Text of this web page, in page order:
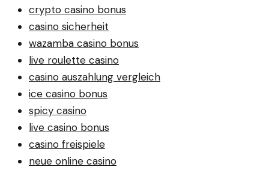
crypto casino bonus
casino sicherheit
wazamba casino bonus
live roulette casino
casino auszahlung vergleich
ice casino bonus
spicy casino
live casino bonus
casino freispiele
neue online casino